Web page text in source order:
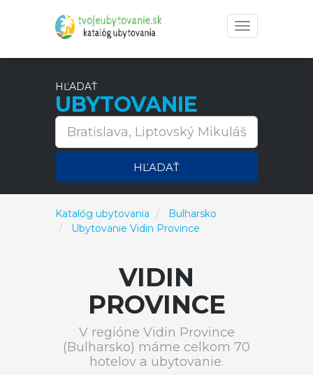
Toggle
navigation
HĽADAŤ
UBYTOVANIE
HĽADAŤ
Katalóg ubytovania
Bulharsko
Ubytovanie Vidin Province
VIDIN
PROVINCE
V regióne Vidin Province
(Bulharsko) máme celkom 70
hotelov a ubytovanie.